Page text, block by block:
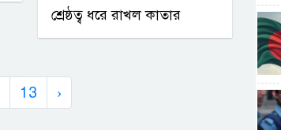
শ্রেষ্ঠত্ব ধরে রাখল কাতার
13 ›